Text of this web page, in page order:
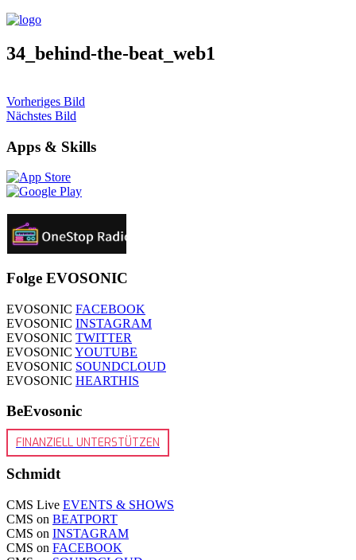
34_behind-the-beat_web1
Vorheriges Bild
Nächstes Bild
Apps & Skills
Folge EVOSONIC
EVOSONIC FACEBOOK
EVOSONIC INSTAGRAM
EVOSONIC TWITTER
EVOSONIC YOUTUBE
EVOSONIC SOUNDCLOUD
EVOSONIC HEARTHIS
BeEvosonic
FINANZIELL UNTERSTÜTZEN
Schmidt
CMS Live EVENTS & SHOWS
CMS on BEATPORT
CMS on INSTAGRAM
CMS on FACEBOOK